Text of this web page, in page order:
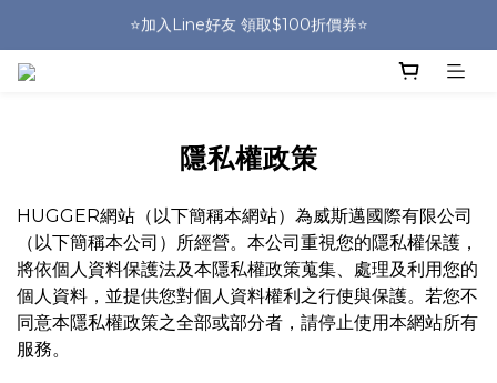
🎒HUGGER實體門市~實背才知道🎒
⭐️加入Line好友 領取$100折價券⭐️
隱私權政策
HUGGER網站（以下簡稱本網站）為威斯邁國際有限公司
（以下簡稱本公司）所經營。本公司重視您的隱私權保護，
將依個人資料保護法及本隱私權政策蒐集、處理及利用您的
個人資料，並提供您對個人資料權利之行使與保護。若您不
同意本隱私權政策之全部或部分者，請停止使用本網站所有
服務。